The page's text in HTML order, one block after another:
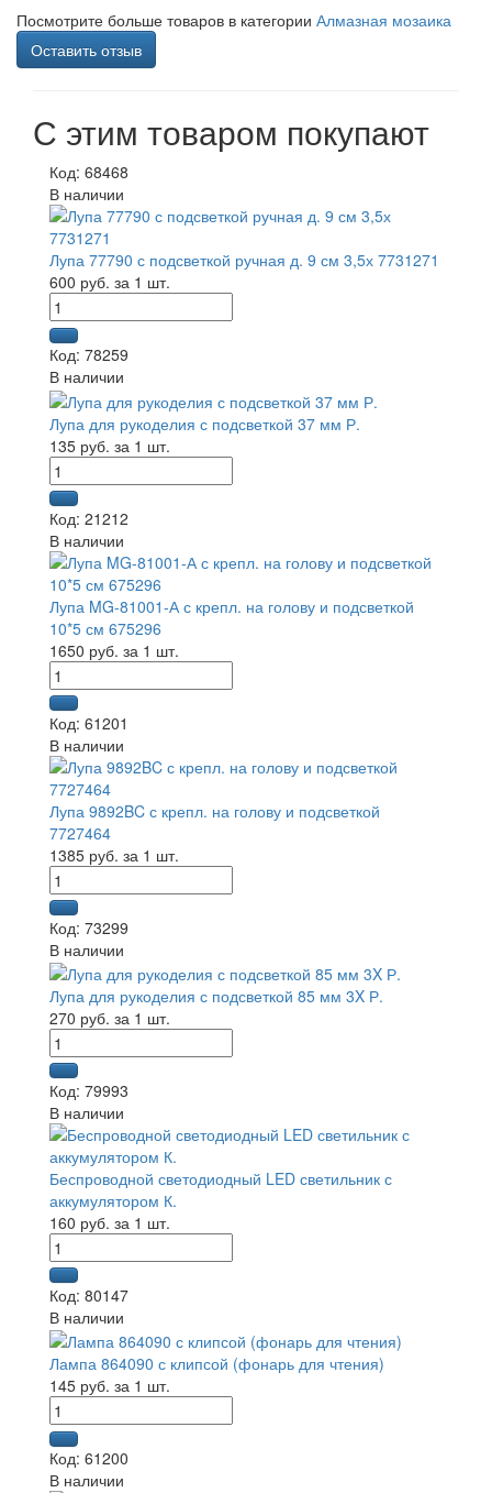
Посмотрите больше товаров в категории Алмазная мозаика
Оставить отзыв
С этим товаром покупают
Код: 68468
В наличии
Лупа 77790 с подсветкой ручная д. 9 см 3,5х 7731271
600 руб. за 1 шт.
Код: 78259
В наличии
Лупа для рукоделия с подсветкой 37 мм Р.
135 руб. за 1 шт.
Код: 21212
В наличии
Лупа MG-81001-А с крепл. на голову и подсветкой
10*5 см 675296
1650 руб. за 1 шт.
Код: 61201
В наличии
Лупа 9892BC с крепл. на голову и подсветкой
7727464
1385 руб. за 1 шт.
Код: 73299
В наличии
Лупа для рукоделия с подсветкой 85 мм 3X Р.
270 руб. за 1 шт.
Код: 79993
В наличии
Беспроводной светодиодный LED светильник с
аккумулятором К.
160 руб. за 1 шт.
Код: 80147
В наличии
Лампа 864090 с клипсой (фонарь для чтения)
145 руб. за 1 шт.
Код: 61200
В наличии